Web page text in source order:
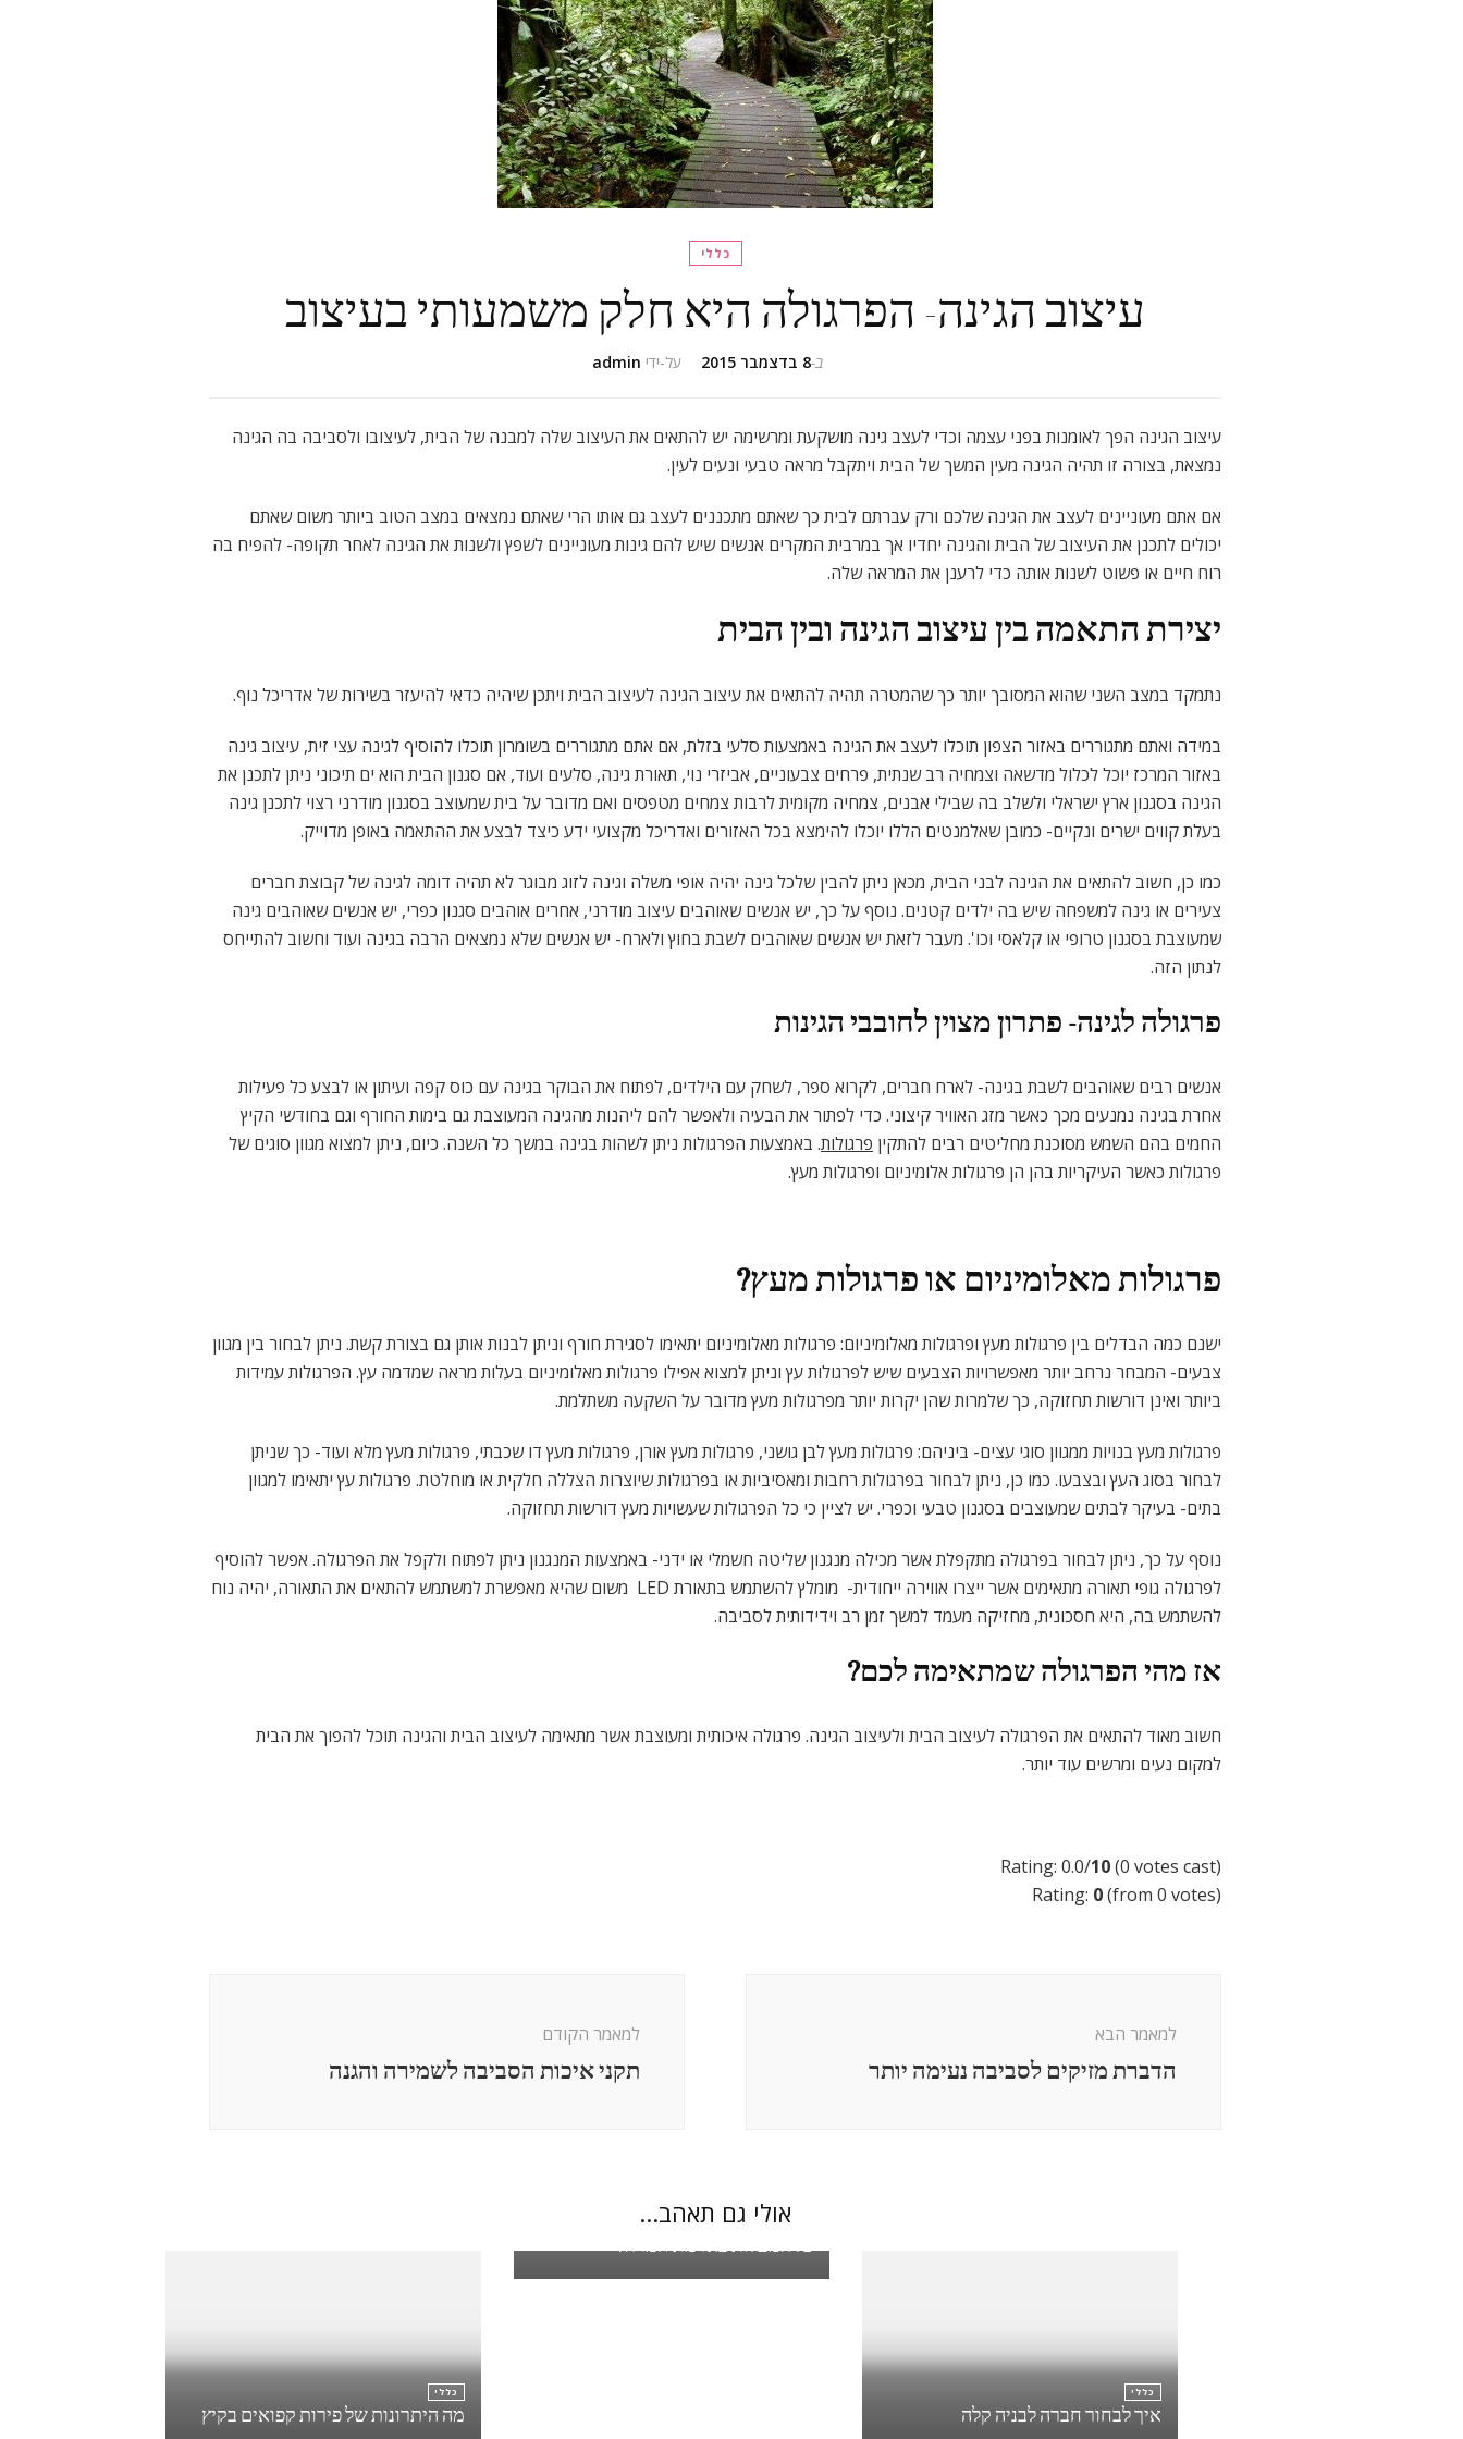
כללי
עיצוב הגינה- הפרגולה היא חלק משמעותי בעיצוב
על-ידי admin ב-8 בדצמבר 2015
עיצוב הגינה הפך לאומנות בפני עצמה וכדי לעצב גינה מושקעת ומרשימה יש להתאים את העיצוב שלה למבנה של הבית, לעיצובו ולסביבה בה הגינה
נמצאת, בצורה זו תהיה הגינה מעין המשך של הבית ויתקבל מראה טבעי ונעים לעין.
אם אתם מעוניינים לעצב את הגינה שלכם ורק עברתם לבית כך שאתם מתכננים לעצב גם אותו הרי שאתם נמצאים במצב הטוב ביותר משום שאתם
יכולים לתכנן את העיצוב של הבית והגינה יחדיו אך במרבית המקרים אנשים שיש להם גינות מעוניינים לשפץ ולשנות את הגינה לאחר תקופה- להפיח בה
רוח חיים או פשוט לשנות אותה כדי לרענן את המראה שלה.
יצירת התאמה בין עיצוב הגינה ובין הבית
נתמקד במצב השני שהוא המסובך יותר כך שהמטרה תהיה להתאים את עיצוב הגינה לעיצוב הבית ויתכן שיהיה כדאי להיעזר בשירות של אדריכל נוף.
במידה ואתם מתגוררים באזור הצפון תוכלו לעצב את הגינה באמצעות סלעי בזלת, אם אתם מתגוררים בשומרון תוכלו להוסיף לגינה עצי זית, עיצוב גינה
באזור המרכז יוכל לכלול מדשאה וצמחיה רב שנתית, פרחים צבעוניים, אביזרי נוי, תאורת גינה, סלעים ועוד, אם סגנון הבית הוא ים תיכוני ניתן לתכנן את
הגינה בסגנון ארץ ישראלי ולשלב בה שבילי אבנים, צמחיה מקומית לרבות צמחים מטפסים ואם מדובר על בית שמעוצב בסגנון מודרני רצוי לתכנן גינה
בעלת קווים ישרים ונקיים- כמובן שאלמנטים הללו יוכלו להימצא בכל האזורים ואדריכל מקצועי ידע כיצד לבצע את ההתאמה באופן מדוייק.
כמו כן, חשוב להתאים את הגינה לבני הבית, מכאן ניתן להבין שלכל גינה יהיה אופי משלה וגינה לזוג מבוגר לא תהיה דומה לגינה של קבוצת חברים
צעירים או גינה למשפחה שיש בה ילדים קטנים. נוסף על כך, יש אנשים שאוהבים עיצוב מודרני, אחרים אוהבים סגנון כפרי, יש אנשים שאוהבים גינה
שמעוצבת בסגנון טרופי או קלאסי וכו'. מעבר לזאת יש אנשים שאוהבים לשבת בחוץ ולארח- יש אנשים שלא נמצאים הרבה בגינה ועוד וחשוב להתייחס
לנתון הזה.
פרגולה לגינה- פתרון מצוין לחובבי הגינות
אנשים רבים שאוהבים לשבת בגינה- לארח חברים, לקרוא ספר, לשחק עם הילדים, לפתוח את הבוקר בגינה עם כוס קפה ועיתון או לבצע כל פעילות
אחרת בגינה נמנעים מכך כאשר מזג האוויר קיצוני. כדי לפתור את הבעיה ולאפשר להם ליהנות מהגינה המעוצבת גם בימות החורף וגם בחודשי הקיץ
החמים בהם השמש מסוכנת מחליטים רבים להתקין פרגולות. באמצעות הפרגולות ניתן לשהות בגינה במשך כל השנה. כיום, ניתן למצוא מגוון סוגים של
פרגולות כאשר העיקריות בהן הן פרגולות אלומיניום ופרגולות מעץ.
פרגולות מאלומיניום או פרגולות מעץ?
ישנם כמה הבדלים בין פרגולות מעץ ופרגולות מאלומיניום: פרגולות מאלומיניום יתאימו לסגירת חורף וניתן לבנות אותן גם בצורת קשת. ניתן לבחור בין מגוון
צבעים- המבחר נרחב יותר מאפשרויות הצבעים שיש לפרגולות עץ וניתן למצוא אפילו פרגולות מאלומיניום בעלות מראה שמדמה עץ. הפרגולות עמידות
ביותר ואינן דורשות תחזוקה, כך שלמרות שהן יקרות יותר מפרגולות מעץ מדובר על השקעה משתלמת.
פרגולות מעץ בנויות ממגוון סוגי עצים- ביניהם: פרגולות מעץ לבן גושני, פרגולות מעץ אורן, פרגולות מעץ דו שכבתי, פרגולות מעץ מלא ועוד- כך שניתן
לבחור בסוג העץ ובצבעו. כמו כן, ניתן לבחור בפרגולות רחבות ומאסיביות או בפרגולות שיוצרות הצללה חלקית או מוחלטת. פרגולות עץ יתאימו למגוון
בתים- בעיקר לבתים שמעוצבים בסגנון טבעי וכפרי. יש לציין כי כל הפרגולות שעשויות מעץ דורשות תחזוקה.
נוסף על כך, ניתן לבחור בפרגולה מתקפלת אשר מכילה מנגנון שליטה חשמלי או ידני- באמצעות המנגנון ניתן לפתוח ולקפל את הפרגולה. אפשר להוסיף
לפרגולה גופי תאורה מתאימים אשר ייצרו אווירה ייחודית- מומלץ להשתמש בתאורת LED משום שהיא מאפשרת למשתמש להתאים את התאורה, יהיה נוח
להשתמש בה, היא חסכונית, מחזיקה מעמד למשך זמן רב וידידותית לסביבה.
אז מהי הפרגולה שמתאימה לכם?
חשוב מאוד להתאים את הפרגולה לעיצוב הבית ולעיצוב הגינה. פרגולה איכותית ומעוצבת אשר מתאימה לעיצוב הבית והגינה תוכל להפוך את הבית
למקום נעים ומרשים עוד יותר.
Rating: 0.0/10(0 votes cast)
Rating: 0(from 0 votes)
למאמר הקודם
תקני איכות הסביבה לשמירה והגנה
למאמר הבא
הדברת מזיקים לסביבה נעימה יותר
אולי גם תאהב...
כללי
מה היתרונות של פירות קפואים בקיץ
כללי
כל המעלות באדמת חמרה?
כללי
איך לבחור חברה לבניה קלה